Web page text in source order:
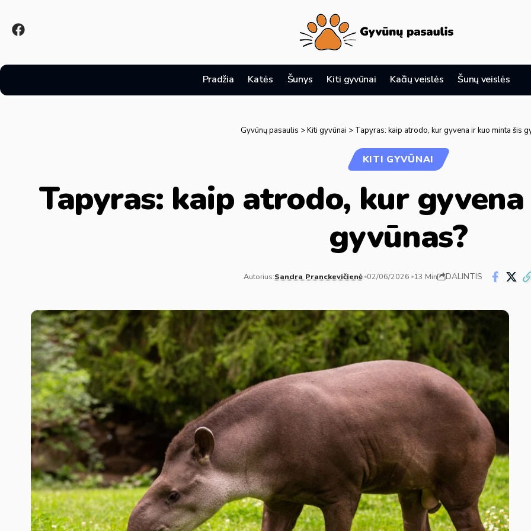
Pradžia Katės Šunys Kiti gyvūnai Kačių veislės Šunų veislės
Gyvūnų pasaulis >Kiti gyvūnai > Tapyras: kaip atrodo, kur gyvena ir kuo minta šis
KITI GYVŪNAI
Tapyras: kaip atrodo, kur
gyvūnas?
Autorius:Sandra Pranckevičienė 02/06/2026 13 Min DALINTIS